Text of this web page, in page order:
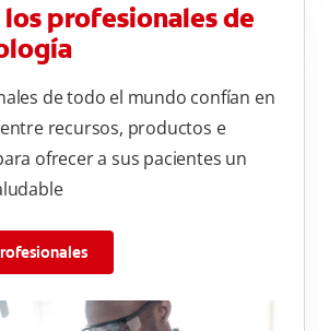
los profesionales de
de todo el mundo confían en
recursos, productos e
ofrecer a sus pacientes un